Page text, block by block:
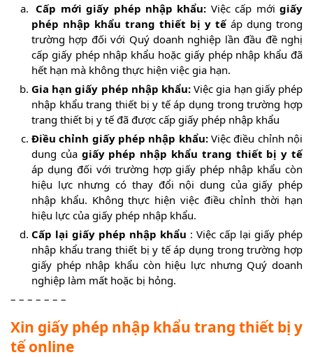
Cấp mới giấy phép nhập khẩu: Việc cấp mớigiấy
phép nhập khẩu trang thiết bị y tếáp dụng trong
trường hợp đối với Quý doanh nghiệp lần đầu đề nghị
cấp giấy phép nhập khẩu hoặc giấy phép nhập khẩu đã
hết hạn mà không thực hiện việc gia hạn.
Gia hạn giấy phép nhập khẩu: Việc gia hạn giấy phép
nhập khẩu trang thiết bị y tế áp dụng trong trường hợp
trang thiết bị y tế đã được cấp giấy phép nhập khẩu
Điều chỉnh giấy phép nhập khẩu:Việc điều chỉnh nội
dung của giấy phép nhập khẩu trang thiết bị y tế
áp dụng đối với trường hợp giấy phép nhập khẩu còn
hiệu lực nhưng có thay đổi nội dung của giấy phép
nhập khẩu. Không thực hiện việc điều chỉnh thời hạn
hiệu lực của giấy phép nhập khẩu.
Cấp lại giấy phép nhập khẩu : Việc cấp lại giấy phép
nhập khẩu trang thiết bị y tế áp dụng trong trường hợp
giấy phép nhập khẩu còn hiệu lực nhưng Quý doanh
nghiệp làm mất hoặc bị hỏng.
– – – – – – –
Xin giấy phép nhập khẩu trang thiết bị y
tế online